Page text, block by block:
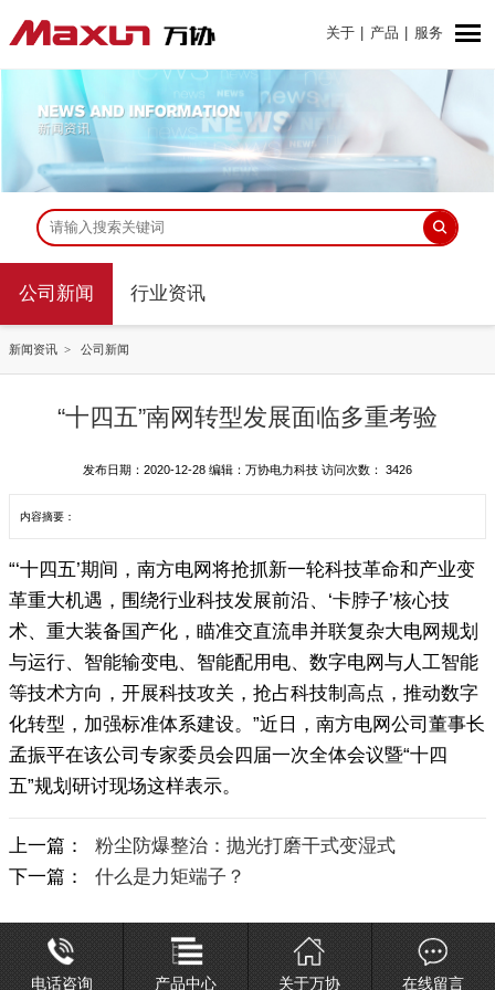
关于 产品 服务
公司新闻 行业资讯
新闻资讯 公司新闻
“十四五”南网转型发展面临多重考验
发布日期：2020-12-28 编辑：万协电力科技 访问次数： 3426
内容摘要：
“‘十四五’期间，南方电网将抢抓新一轮科技革命和产业变
革重大机遇，围绕行业科技发展前沿、‘卡脖子’核心技
术、重大装备国产化，瞄准交直流串并联复杂大电网规划
与运行、智能输变电、智能配用电、数字电网与人工智能
等技术方向，开展科技攻关，抢占科技制高点，推动数字
化转型，加强标准体系建设。”近日，南方电网公司董事长
孟振平在该公司专家委员会四届一次全体会议暨“十四
五”规划研讨现场这样表示。
上一篇：
粉尘防爆整治：抛光打磨干式变湿式
下一篇：
什么是力矩端子？
电话咨询 产品中心 关于万协 在线留言